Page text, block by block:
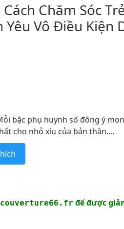
Chăm Sóc
Yêu Vô Điều Kiện
bậc phụ huynh số đông ý
cho nhỏ xíu của bản thân....
để được